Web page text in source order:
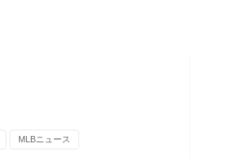
MLBニュース